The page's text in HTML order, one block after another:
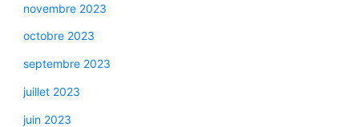
novembre 2023
octobre 2023
septembre 2023
juillet 2023
juin 2023